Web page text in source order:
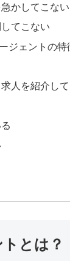
かしてこない
てこない
ジェントの特
人を紹介し
とは？